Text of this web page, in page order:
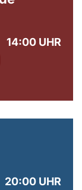
14:00 UHR
20:00 UHR